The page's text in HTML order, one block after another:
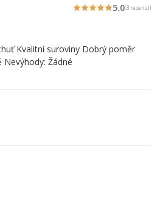
5.0(3 recenzí)
Kvalitní suroviny Dobrý poměr
Žádné